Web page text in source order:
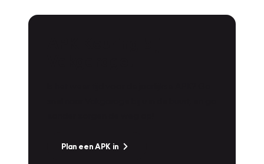
Plan een APK in